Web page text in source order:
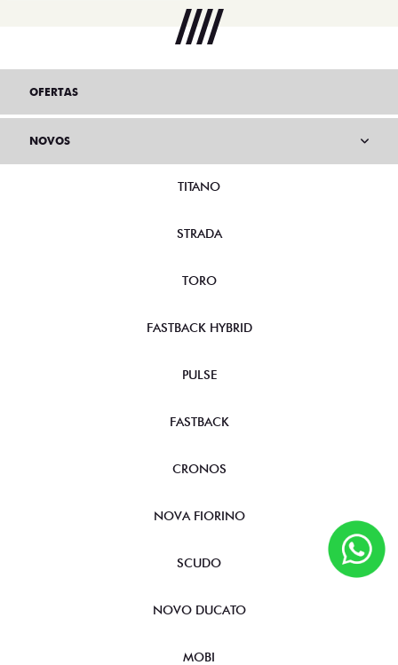
OFERTAS
NOVOS
TITANO
STRADA
TORO
FASTBACK HYBRID
PULSE
FASTBACK
CRONOS
NOVA FIORINO
SCUDO
NOVO DUCATO
MOBI